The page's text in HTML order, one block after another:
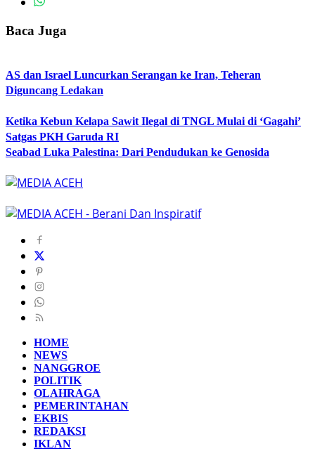
Baca Juga
AS dan Israel Luncurkan Serangan ke Iran, Teheran
Diguncang Ledakan
Ketika Kebun Kelapa Sawit Ilegal di TNGL Mulai di ‘Gagahi’
Satgas PKH Garuda RI
Seabad Luka Palestina: Dari Pendudukan ke Genosida
HOME
NEWS
NANGGROE
POLITIK
OLAHRAGA
PEMERINTAHAN
EKBIS
REDAKSI
IKLAN